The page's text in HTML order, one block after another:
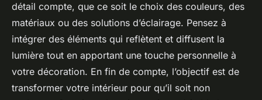
détail compte, que ce soit le choix des couleurs, des
matériaux ou des solutions d’éclairage. Pensez à
intégrer des éléments qui reflètent et diffusent la
lumière tout en apportant une touche personnelle à
votre décoration. En fin de compte, l’objectif est de
transformer votre intérieur pour qu’il soit non